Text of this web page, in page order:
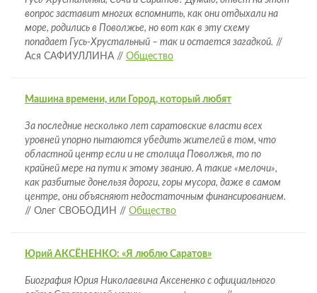
вопрос заставит многих вспомнить, как они отдыхали на
море, родились в Поволжье, но вот как в эту схему
попадает Гусь-Хрустальный – так и остается загадкой. //
Ася САФИУЛЛИНА // Общество
Машина времени, или Город, который любят
За последние несколько лет саратовские власти всех
уровней упорно пытаются убедить жителей в том, что
областной центр если и не столица Поволжья, то по
крайней мере на пути к этому званию. А такие «мелочи»,
как разбитые донельзя дороги, горы мусора, даже в самом
центре, они объясняют недостаточным финансированием.
// Олег СВОБОДИН // Общество
Юрий АКСЁНЕНКО: «Я люблю Саратов»
Биография Юрия Николаевича Аксененко с официального